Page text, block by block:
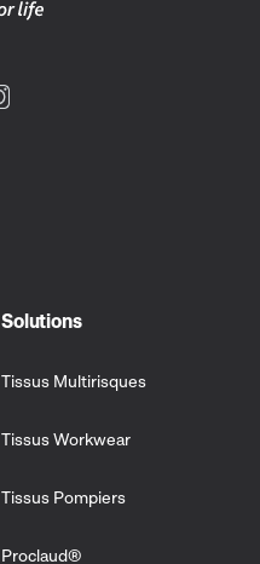
Solutions
Tissus Multirisques
Tissus Workwear
Tissus Pompiers
Proclaud®